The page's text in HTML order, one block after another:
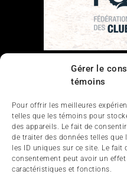
Gérer le
témoins
Pour offrir les meilleures
telles que les témoins pour
des appareils. Le fait de
de traiter des données telles
les ID uniques sur ce site. Le
consentement peut avoir un
caractéristiques et fonctions.
Nous contacter